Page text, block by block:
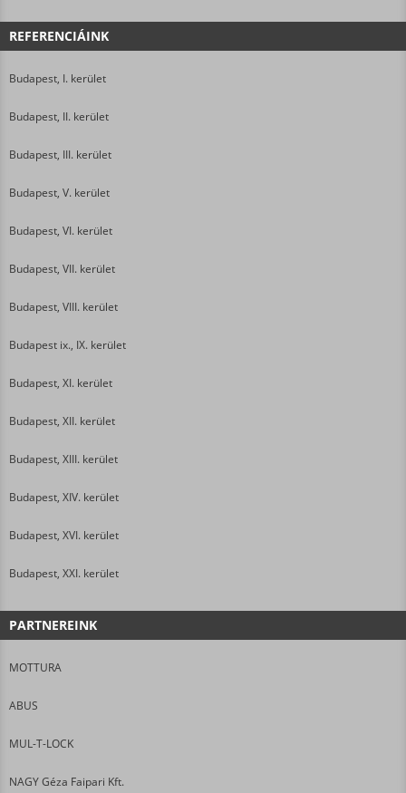
REFERENCIÁINK
Budapest, I. kerület
Budapest, II. kerület
Budapest, III. kerület
Budapest, V. kerület
Budapest, VI. kerület
Budapest, VII. kerület
Budapest, VIII. kerület
Budapest ix., IX. kerület
Budapest, XI. kerület
Budapest, XII. kerület
Budapest, XIII. kerület
Budapest, XIV. kerület
Budapest, XVI. kerület
Budapest, XXI. kerület
PARTNEREINK
MOTTURA
ABUS
MUL-T-LOCK
NAGY Géza Faipari Kft.